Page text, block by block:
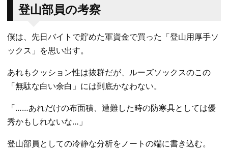
​登山部員の考察
​僕は、先日バイトで貯めた軍資金で買った「登山用厚手ソ
ックス」を思い出す。
あれもクッション性は抜群だが、ルーズソックスのこの
「無駄な白い余白」には到底かなわない。
​「……あれだけの布面積、遭難した時の防寒具としては優
秀かもしれないな…」
​登山部員としての冷静な分析をノートの端に書き込む。